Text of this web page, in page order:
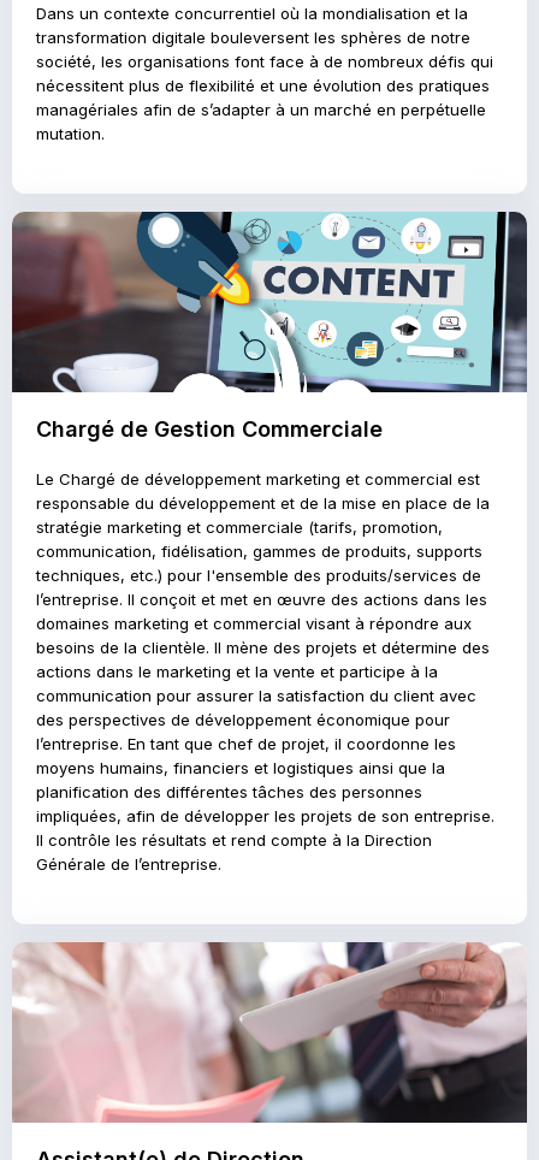
Dans un contexte concurrentiel où la mondialisation et la
transformation digitale bouleversent les sphères de notre
société, les organisations font face à de nombreux défis qui
nécessitent plus de flexibilité et une évolution des pratiques
managériales afin de s’adapter à un marché en perpétuelle
mutation.
Chargé de Gestion Commerciale
Le Chargé de développement marketing et commercial est
responsable du développement et de la mise en place de la
stratégie marketing et commerciale (tarifs, promotion,
communication, fidélisation, gammes de produits, supports
techniques, etc.) pour l'ensemble des produits/services de
l’entreprise. Il conçoit et met en œuvre des actions dans les
domaines marketing et commercial visant à répondre aux
besoins de la clientèle. Il mène des projets et détermine des
actions dans le marketing et la vente et participe à la
communication pour assurer la satisfaction du client avec
des perspectives de développement économique pour
l’entreprise. En tant que chef de projet, il coordonne les
moyens humains, financiers et logistiques ainsi que la
planification des différentes tâches des personnes
impliquées, afin de développer les projets de son entreprise.
Il contrôle les résultats et rend compte à la Direction
Générale de l’entreprise.